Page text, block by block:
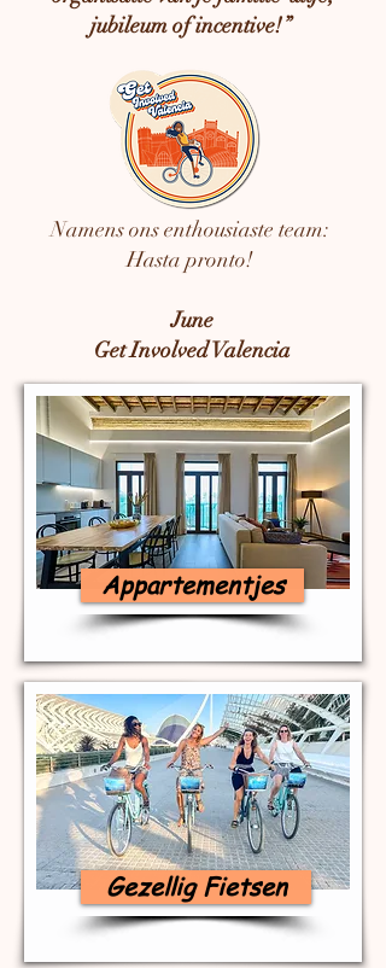
jubileum of incentive!”
Namens ons enthousiaste team:
Hasta pronto!
June
Get Involved Valencia
Appartementjes
Gezellig Fietsen